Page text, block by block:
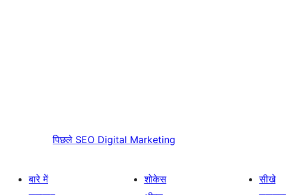
पिछले SEO Digital Marketing
बारे में
शोकेस
सीखे